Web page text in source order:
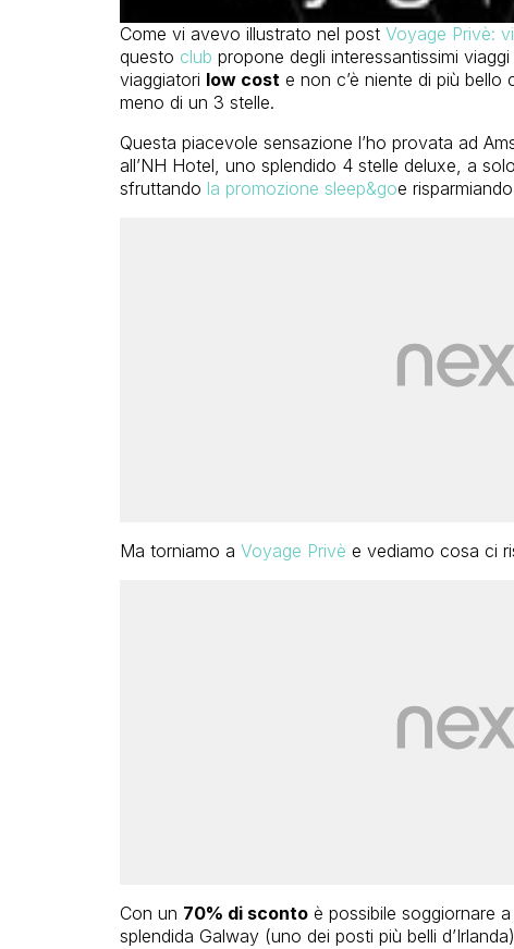
Come vi avevo illustrato nel post Voyage Privè:
questo club propone degli interessantissimi
viaggiatori low coste non c’è niente di più bello
meno di un 3 stelle.
Questa piacevole sensazione l’ho provata ad
all’NH Hotel, uno splendido 4 stelle deluxe, a
sfruttando la promozione sleep&goe
Ma torniamo a Voyage Privè e vediamo cosa ci
Con un 70% di scontoè possibile soggiornare
splendida Galway (uno dei posti più belli